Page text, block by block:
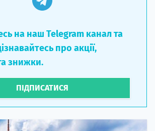
на наш Telegram канал та
про акції,
знижки.
ПІДПИСАТИСЯ